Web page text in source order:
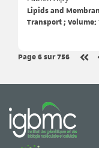
Lipids and
Transport ; Volume:
Page 6sur 756